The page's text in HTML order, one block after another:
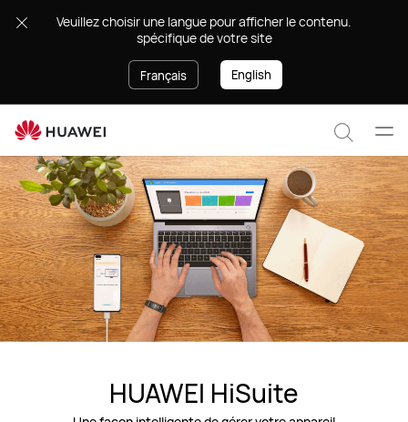
HiSuite
.Veuillez choisir une langue pour afficher le contenu
spécifique de votre site
Français English
le
HUAWEI HiSuite